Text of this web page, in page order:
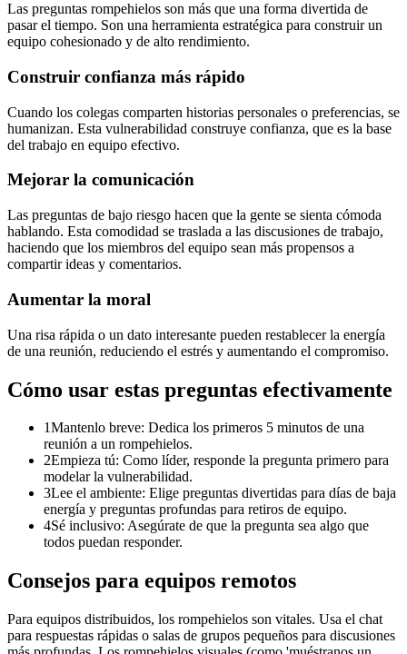
Las preguntas rompehielos son más que una forma divertida de
pasar el tiempo. Son una herramienta estratégica para construir un
equipo cohesionado y de alto rendimiento.
Construir confianza más rápido
Cuando los colegas comparten historias personales o preferencias, se
humanizan. Esta vulnerabilidad construye confianza, que es la base
del trabajo en equipo efectivo.
Mejorar la comunicación
Las preguntas de bajo riesgo hacen que la gente se sienta cómoda
hablando. Esta comodidad se traslada a las discusiones de trabajo,
haciendo que los miembros del equipo sean más propensos a
compartir ideas y comentarios.
Aumentar la moral
Una risa rápida o un dato interesante pueden restablecer la energía
de una reunión, reduciendo el estrés y aumentando el compromiso.
Cómo usar estas preguntas efectivamente
1Mantenlo breve: Dedica los primeros 5 minutos de una
reunión a un rompehielos.
2Empieza tú: Como líder, responde la pregunta primero para
modelar la vulnerabilidad.
3Lee el ambiente: Elige preguntas divertidas para días de baja
energía y preguntas profundas para retiros de equipo.
4Sé inclusivo: Asegúrate de que la pregunta sea algo que
todos puedan responder.
Consejos para equipos remotos
Para equipos distribuidos, los rompehielos son vitales. Usa el chat
para respuestas rápidas o salas de grupos pequeños para discusiones